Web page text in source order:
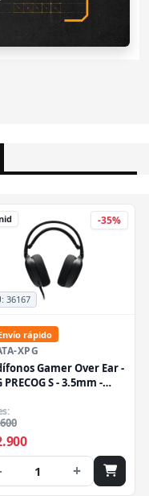
-35%
36167
rápido
XPG
Gamer Over Ear -
PRECOG S - 3.5mm -
1 +